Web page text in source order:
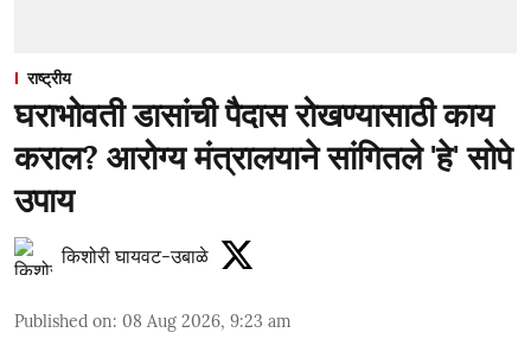
राष्ट्रीय
घराभोवती डासांची पैदास रोखण्यासाठी काय
कराल? आरोग्य मंत्रालयाने सांगितले 'हे' सोपे
उपाय
किशोरी घायवट-उबाळे
Published on: 08 Aug 2026, 9:23 am